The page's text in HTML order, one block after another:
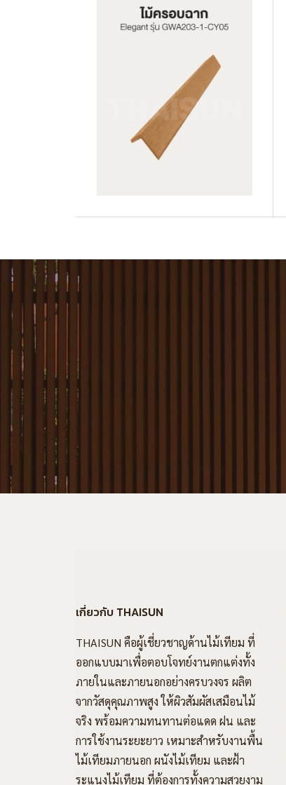
เกี่ยวกับ THAISUN
THAISUN คือผู้เชี่ยวชาญด้านไม้เทียม ที่
ออกแบบมาเพื่อตอบโจทย์งานตกแต่งทั้ง
ภายในและภายนอกอย่างครบวงจร ผลิต
จากวัสดุคุณภาพสูง ให้ผิวสัมผัสเสมือนไม้
จริง พร้อมความทนทานต่อแดด ฝน และ
การใช้งานระยะยาว เหมาะสำหรับงานพื้น
ไม้เทียมภายนอก ผนังไม้เทียม และฝ้า
ระแนงไม้เทียม ที่ต้องการทั้งความสวยงาม